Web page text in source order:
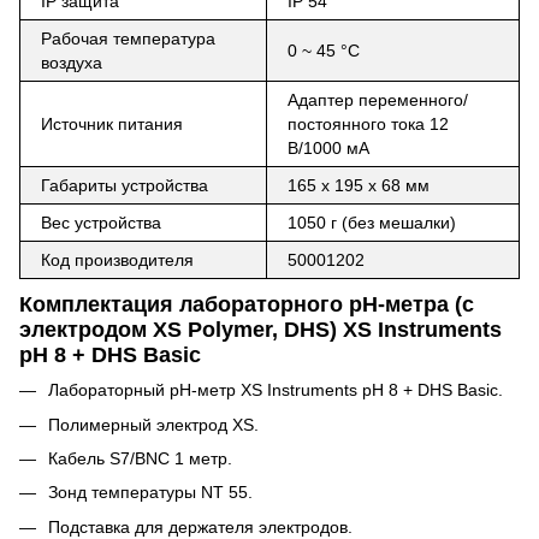
Рабочая температура
воздуха
0 ~ 45 °C
Источник питания
Адаптер переменного/
постоянного тока 12
В/1000 мА
Габариты устройства
165 х 195 х 68 мм
Вес устройства
1050 г (без мешалки)
Код производителя
50001202
Комплектация лабораторного pH-метра (с
электродом XS Polymer, DHS) XS Instruments
pH 8 + DHS Basic
Лабораторный pH-метр XS Instruments pH 8 + DHS Basic.
Полимерный электрод XS.
Кабель S7/BNC 1 метр.
Зонд температуры NT 55.
Подставка для держателя электродов.